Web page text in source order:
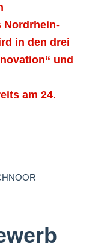
Nordrhein-
in den drei
und
am 24.